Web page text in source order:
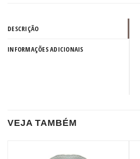
DESCRIÇÃO
INFORMAÇÕES ADICIONAIS
VEJA TAMBÉM